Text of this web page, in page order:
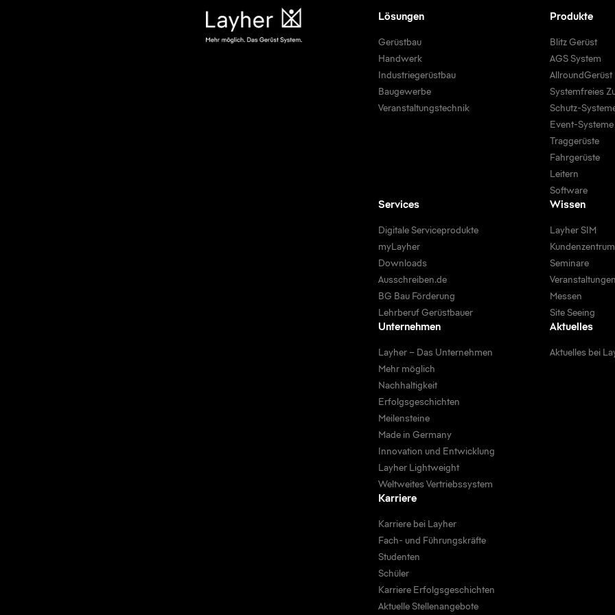
Lösungen
Gerüstbau
Handwerk
Industriegerüstbau
Baugewerbe
Veranstaltungstechnik
Produkte
Blitz Gerüst
AGS System
AllroundGerüst
Systemfreies
Schutz-
Event-Systeme
Traggerüste
Fahrgerüste
Leitern
Software
Services
Digitale Serviceprodukte
myLayher
Downloads
Ausschreiben.de
BG Bau Förderung
Lehrberuf Gerüstbauer
Wissen
Layher SIM
Kundenzentrum
Seminare
Veranstaltungen
Messen
Site Seeing
Unternehmen
Layher – Das Unternehmen
Mehr möglich
Nachhaltigkeit
Erfolgsgeschichten
Meilensteine
Made in Germany
Innovation und Entwicklung
Layher Lightweight
Weltweites Vertriebssystem
Aktuelles
Aktuelles bei
Karriere
Karriere bei Layher
Fach- und Führungskräfte
Studenten
Schüler
Karriere Erfolgsgeschichten
Aktuelle Stellenangebote